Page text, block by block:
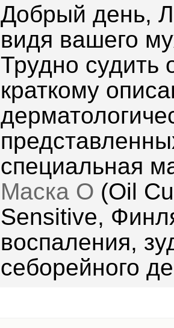
Добрый день,
видя вашего
Трудно судить
краткому
специальная
Маска О (Oil
Sensitive,
воспаления,
себорейного